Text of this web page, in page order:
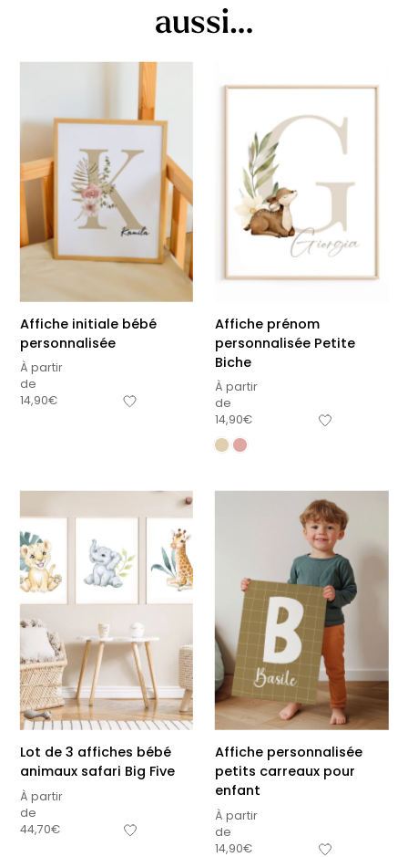
aussi…
Affiche initiale bébé
personnalisée
À partir
de
14,90€
Affiche prénom
personnalisée Petite
Biche
À partir
de
14,90€
Lot de 3 affiches bébé
animaux safari Big Five
À partir
de
44,70€
Affiche personnalisée
petits carreaux pour
enfant
À partir
de
14,90€